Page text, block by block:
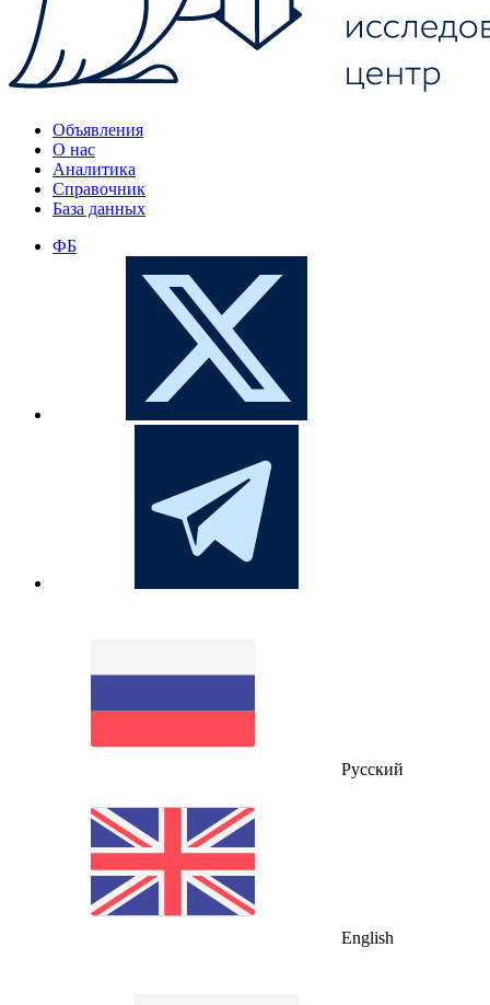
Объявления
О нас
Аналитика
Справочник
База данных
ФБ
Русский
English